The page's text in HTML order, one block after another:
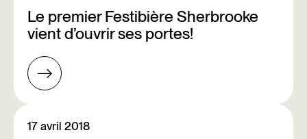
Le premier Festibière Sherbrooke
vient d’ouvrir ses portes!
17 avril 2018